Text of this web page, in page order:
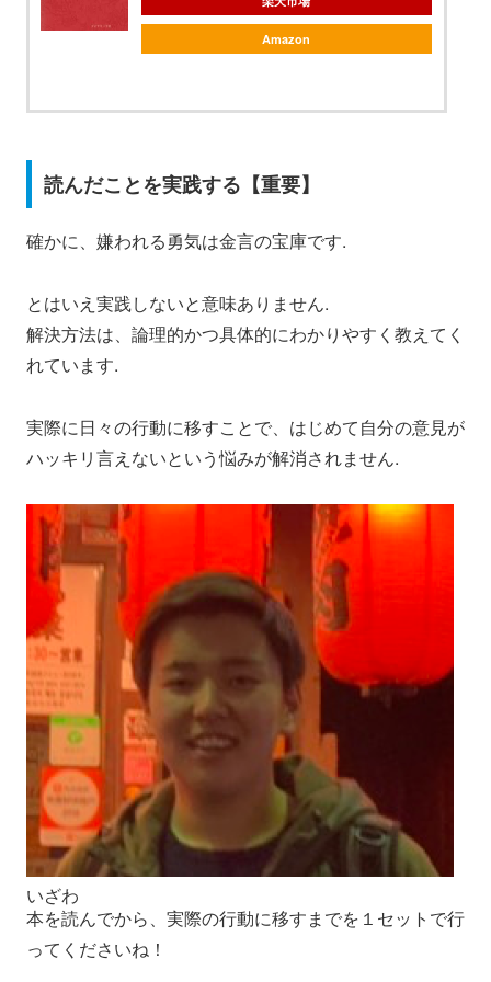
Amazon
読んだことを実践する【重要】
確かに、嫌われる勇気は金言の宝庫です.
とはいえ実践しないと意味ありません.
解決方法は、論理的かつ具体的にわかりやすく教えてく
れています.
実際に日々の行動に移すことで、はじめて自分の意見が
ハッキリ言えないという悩みが解消されません.
いざわ
本を読んでから、実際の行動に移すまでを１セットで行
ってくださいね！